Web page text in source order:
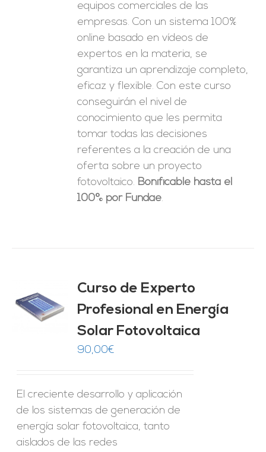
equipos comerciales de las
empresas. Con un sistema 100%
online basado en vídeos de
expertos en la materia, se
garantiza un aprendizaje completo,
eficaz y flexible. Con este curso
conseguirán el nivel de
conocimiento que les permita
tomar todas las decisiones
referentes a la creación de una
oferta sobre un proyecto
fotovoltaico. Bonificable hasta el
100% por Fundae.
Curso de Experto
Profesional en Energía
Solar Fotovoltaica
90,00€
El creciente desarrollo y aplicación
de los sistemas de generación de
energía solar fotovoltaica, tanto
aislados de las redes